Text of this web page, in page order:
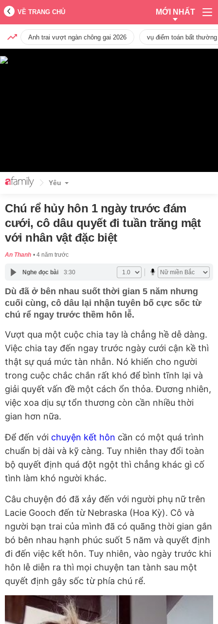
VỀ TRANG CHỦ MỚI NHẤT
Anh trai vượt ngàn chông gai 2026 vụ điểm toán bất
Yêu
Chú rể hủy hôn 1 ngày trước đám
cưới, cô dâu quyết đi tuần trăng mật
với nhân vật đặc biệt
An Thanh 4 năm trước
Nghe đọc bài 3:30
Dù đã ở bên nhau suốt thời gian 5 năm nhưng
cuối cùng, cô dâu lại nhận tuyên bố cực sốc từ
chú rể ngay trước thềm hôn lễ.
Vượt qua một cuộc chia tay là chẳng hề dễ dàng.
Việc chia tay đến ngay trước ngày cưới cận kề thì
thật sự quá mức tàn nhẫn. Nó khiến cho người
trong cuộc chắc chắn rất khó để bình tĩnh lại và
giải quyết vấn đề một cách ổn thỏa. Đương nhiên,
việc xoa dịu sự tổn thương còn cần nhiều thời
gian hơn nữa.
Để đến với chuyện kết hôn cần có một quá trình
chuẩn bị dài và kỹ càng. Tuy nhiên thay đổi toàn
bộ quyết định quá đột ngột thì chẳng khác gì cố
tình làm khó người khác.
Câu chuyện đó đã xảy đến với người phụ nữ trên
Lacie Gooch đến từ Nebraska (Hoa Kỳ). Cô và
người bạn trai của mình đã có quãng thời gian gắn
bó bên nhau hạnh phúc suốt 5 năm và quyết định
đi đến việc kết hôn. Tuy nhiên, vào ngày trước khi
hôn lễ diễn ra thì mọi chuyện tan tành sau một
quyết định gây sốc từ phía chú rể.